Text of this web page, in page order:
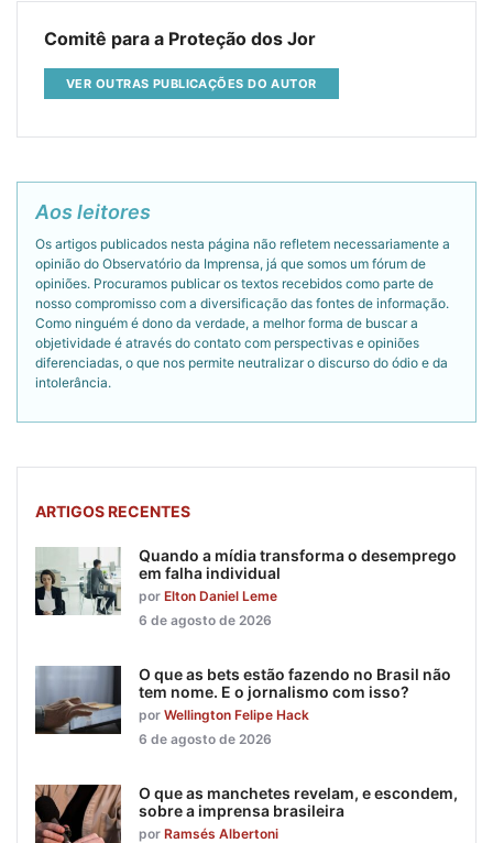
Comitê para a Proteção dos Jor
VER OUTRAS PUBLICAÇÕES DO AUTOR
Aos leitores
Os artigos publicados nesta página não refletem necessariamente a
opinião do Observatório da Imprensa, já que somos um fórum de
opiniões. Procuramos publicar os textos recebidos como parte de
nosso compromisso com a diversificação das fontes de informação.
Como ninguém é dono da verdade, a melhor forma de buscar a
objetividade é através do contato com perspectivas e opiniões
diferenciadas, o que nos permite neutralizar o discurso do ódio e da
intolerância.
ARTIGOS RECENTES
Quando a mídia transforma o desemprego
em falha individual
por Elton Daniel Leme
6 de agosto de 2026
O que as bets estão fazendo no Brasil não
tem nome. E o jornalismo com isso?
por Wellington Felipe Hack
6 de agosto de 2026
O que as manchetes revelam, e escondem,
sobre a imprensa brasileira
por Ramsés Albertoni